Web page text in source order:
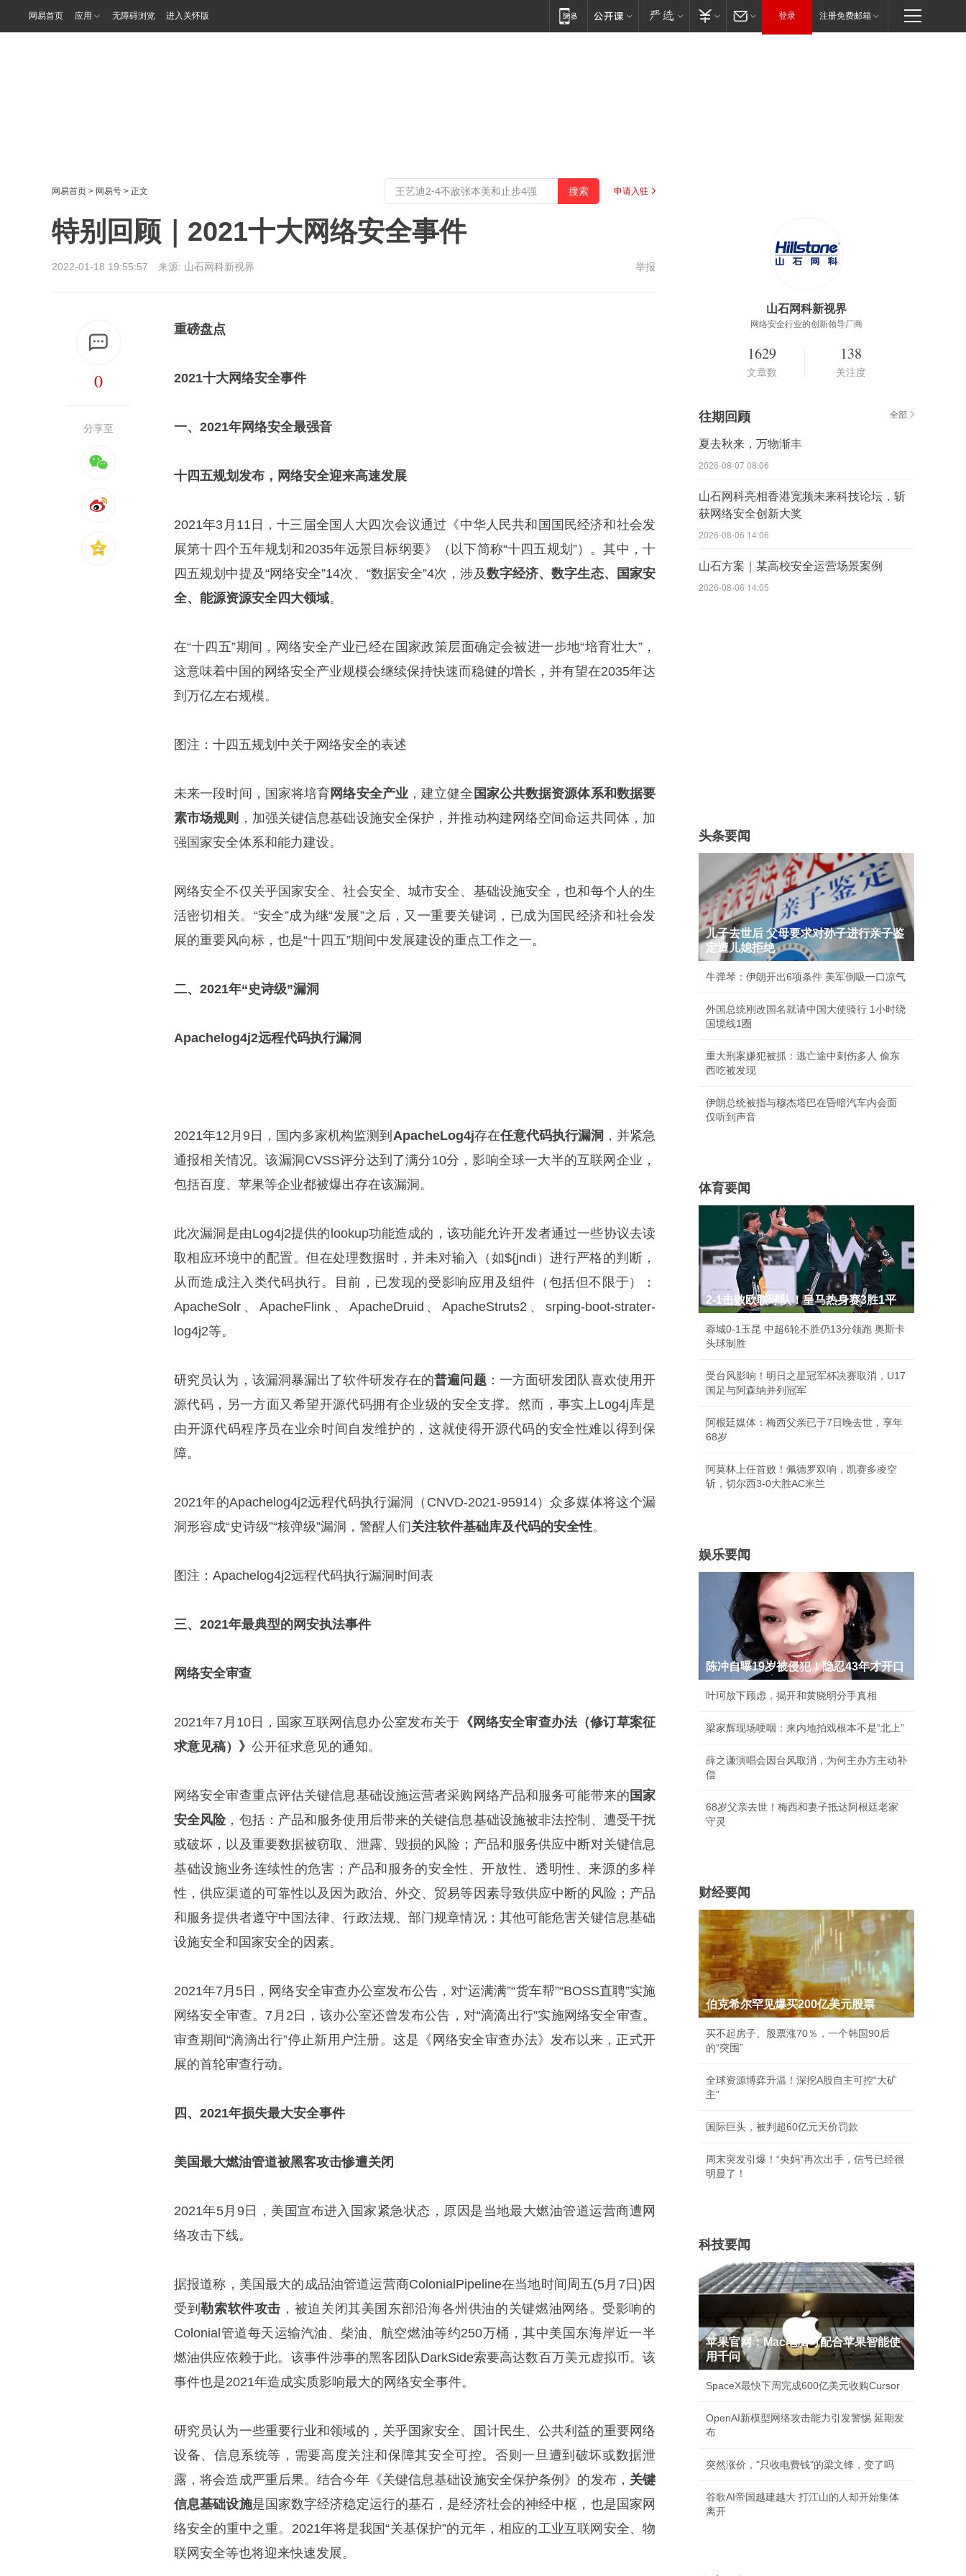
网易首页 应用 无障碍浏览 进入关怀版 登录 注册免费邮箱
网易首页 > 网易号 > 正文 申请入驻
特别回顾｜2021十大网络安全事件
2022-01-18 19:55:57 来源: 山石网科新视界 举报
0
分享至
重磅盘点
2021十大网络安全事件
一、2021年网络安全最强音
十四五规划发布，网络安全迎来高速发展
2021年3月11日，十三届全国人大四次会议通过《中华人民共和国国民经济和社会发
展第十四个五年规划和2035年远景目标纲要》（以下简称“十四五规划”）。其中，十
四五规划中提及“网络安全”14次、“数据安全”4次，涉及数字经济、数字生态、国家安
全、能源资源安全四大领域。
在“十四五”期间，网络安全产业已经在国家政策层面确定会被进一步地“培育壮大”，
这意味着中国的网络安全产业规模会继续保持快速而稳健的增长，并有望在2035年达
到万亿左右规模。
图注：十四五规划中关于网络安全的表述
未来一段时间，国家将培育 网络安全产业 ，建立健全 国家公共数据资源体系和数据要
素市场规则
，加强关键信息基础设施安全保护，并推动构建网络空间命运共同体，加
强国家安全体系和能力建设。
网络安全不仅关乎国家安全、社会安全、城市安全、基础设施安全，也和每个人的生
活密切相关。“安全”成为继“发展”之后，又一重要关键词，已成为国民经济和社会发
展的重要风向标，也是“十四五”期间中发展建设的重点工作之一。
二、2021年“史诗级”漏洞
Apachelog4j2远程代码执行漏洞
2021年12月9日，国内多家机构监测到 ApacheLog4j存在任意代码执行漏洞 ，并紧急
通报相关情况。该漏洞CVSS评分达到了满分10分，影响全球一大半的互联网企业，
包括百度、苹果等企业都被爆出存在该漏洞。
此次漏洞是由Log4j2提供的lookup功能造成的，该功能允许开发者通过一些协议去读
取相应环境中的配置。但在处理数据时，并未对输入（如${jndi）进行严格的判断，
从而造成注入类代码执行。目前，已发现的受影响应用及组件（包括但不限于）：
ApacheSolr、ApacheFlink、ApacheDruid、ApacheStruts2、srping-boot-strater-
log4j2等。
研究员认为，该漏洞暴漏出了软件研发存在的普遍问题：一方面研发团队喜欢使用开
源代码，另一方面又希望开源代码拥有企业级的安全支撑。然而，事实上Log4j库是
由开源代码程序员在业余时间自发维护的，这就使得开源代码的安全性难以得到保
障。
2021年的Apachelog4j2远程代码执行漏洞（CNVD-2021-95914）众多媒体将这个漏
洞形容成“史诗级”“核弹级”漏洞，警醒人们关注软件基础库及代码的安全性。
图注：Apachelog4j2远程代码执行漏洞时间表
三、2021年最典型的网安执法事件
网络安全审查
2021年7月10日，国家互联网信息办公室发布关于 《网络安全审查办法（修订草案征
求意见稿）》 公开征求意见的通知。
网络安全审查重点评估关键信息基础设施运营者采购网络产品和服务可能带来的 国家
安全风险，包括：产品和服务使用后带来的关键信息基础设施被非法控制、遭受干扰
或破坏，以及重要数据被窃取、泄露、毁损的风险；产品和服务供应中断对关键信息
基础设施业务连续性的危害；产品和服务的安全性、开放性、透明性、来源的多样
性，供应渠道的可靠性以及因为政治、外交、贸易等因素导致供应中断的风险；产品
和服务提供者遵守中国法律、行政法规、部门规章情况；其他可能危害关键信息基础
设施安全和国家安全的因素。
2021年7月5日，网络安全审查办公室发布公告，对“运满满”“货车帮”“BOSS直聘”实施
网络安全审查。7月2日，该办公室还曾发布公告，对“滴滴出行”实施网络安全审查。
审查期间“滴滴出行”停止新用户注册。这是《网络安全审查办法》发布以来，正式开
展的首轮审查行动。
四、2021年损失最大安全事件
美国最大燃油管道被黑客攻击惨遭关闭
2021年5月9日，美国宣布进入国家紧急状态，原因是当地最大燃油管道运营商遭网
络攻击下线。
据报道称，美国最大的成品油管道运营商ColonialPipeline在当地时间周五(5月7日)因
受到勒索软件攻击 ，被迫关闭其美国东部沿海各州供油的关键燃油网络。受影响的
Colonial管道每天运输汽油、柴油、航空燃油等约250万桶，其中美国东海岸近一半
燃油供应依赖于此。该事件涉事的黑客团队DarkSide索要高达数百万美元虚拟币。该
事件也是2021年造成实质影响最大的网络安全事件。
研究员认为一些重要行业和领域的，关乎国家安全、国计民生、公共利益的重要网络
设备、信息系统等，需要高度关注和保障其安全可控。否则一旦遭到破坏或数据泄
露，将会造成严重后果。结合今年《关键信息基础设施安全保护条例》的发布， 关键
信息基础设施是国家数字经济稳定运行的基石，是经济社会的神经中枢，也是国家网
络安全的重中之重。2021年将是我国“关基保护”的元年，相应的工业互联网安全、物
联网安全等也将迎来快速发展。
山石网科新视界
网络安全行业的创新领导厂商
1629
文章数
138
关注度
往期回顾 全部
夏去秋来，万物渐丰
2026-08-07 08:06
山石网科亮相香港宽频未来科技论坛，斩
获网络安全创新大奖
2026-08-06 14:06
山石方案｜某高校安全运营场景案例
2026-08-06 14:05
头条要闻
儿子去世后 父母要求对孙子进行亲子鉴
定遭儿媳拒绝
牛弹琴：伊朗开出6项条件 美军倒吸一口凉气
外国总统刚改国名就请中国大使骑行 1小时绕
国境线1圈
重大刑案嫌犯被抓：逃亡途中刺伤多人 偷东
西吃被发现
伊朗总统被指与穆杰塔巴在昏暗汽车内会面
仅听到声音
体育要闻
2-1击败欧联球队！皇马热身赛3胜1平
蓉城0-1玉昆 中超6轮不胜仍13分领跑 奥斯卡
头球制胜
受台风影响！明日之星冠军杯决赛取消，U17
国足与阿森纳并列冠军
阿根廷媒体：梅西父亲已于7日晚去世，享年
68岁
阿莫林上任首败！佩德罗双响，凯赛多凌空
斩，切尔西3-0大胜AC米兰
娱乐要闻
陈冲自曝19岁被侵犯！隐忍43年才开口
叶珂放下顾虑，揭开和黄晓明分手真相
梁家辉现场哽咽：来内地拍戏根本不是“北上”
薛之谦演唱会因台风取消，为何主办方主动补
偿
68岁父亲去世！梅西和妻子抵达阿根廷老家
守灵
财经要闻
伯克希尔罕见爆买200亿美元股票
买不起房子、股票涨70％，一个韩国90后
的“突围”
全球资源博弈升温！深挖A股自主可控“大矿
主”
国际巨头，被判超60亿元天价罚款
周末突发引爆！“央妈”再次出手，信号已经很
明显了！
科技要闻
苹果官网：Mac电脑可配合苹果智能使
用千问
SpaceX最快下周完成600亿美元收购Cursor
OpenAI新模型网络攻击能力引发警惕 延期发
布
突然涨价，"只收电费钱"的梁文锋，变了吗
谷歌AI帝国越建越大 打江山的人却开始集体
离开